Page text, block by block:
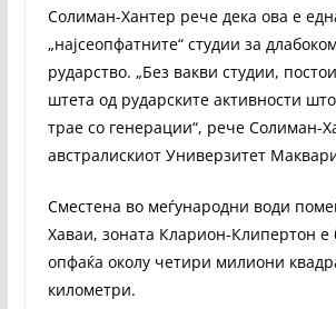
Солиман-Хантер рече дека ова е
„најсеопфатните“ студии за
рударство. „Без вакви студии,
штета од рударските активности
трае со генерации“, рече Солиман-
австралискиот Универзитет
Сместена во меѓународни води
Хаваи, зоната Кларион-Клипертон е
опфаќа околу четири милиони
километри.